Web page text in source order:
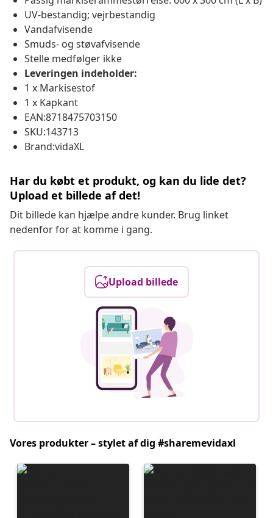
UV-bestandig; vejrbestandig
Vandafvisende
Smuds- og støvafvisende
Stelle medfølger ikke
Leveringen indeholder:
1 x Markisestof
1 x Kapkant
EAN:8718475703150
SKU:143713
Brand:vidaXL
Har du købt et produkt, og kan du lide det?
Upload et billede af det!
Dit billede kan hjælpe andre kunder. Brug linket
nedenfor for at komme i gang.
Upload billede
Vores produkter – stylet af dig #sharemevidaxl